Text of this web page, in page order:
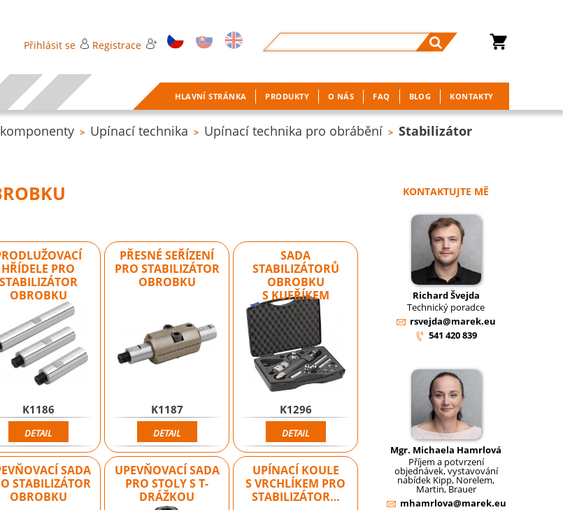
Přihlásit se Registrace
HLAVNÍ STRÁNKA PRODUKTY O NÁS FAQ BLOG KONTAKTY
> Upínací technika > Upínací technika pro obrábění > Stabilizátor
HŘÍDELE PRO
STABILIZÁTOR
OBROBKU
K1186
DETAIL
PŘESNÉ SEŘÍZENÍ
PRO STABILIZÁTOR
OBROBKU
K1187
DETAIL
SADA
STABILIZÁTORŮ
OBROBKU
S KUFŘÍKEM
K1296
DETAIL
SADA
STABILIZÁTOR
OBROBKU
UPEVŇOVACÍ SADA
PRO STOLY S T-
DRÁŽKOU
UPÍNACÍ KOULE
S VRCHLÍKEM PRO
STABILIZÁTOR…
KONTAKTUJTE MĚ
Richard Švejda
Technický poradce
rsvejda@marek.eu
541 420 839
Mgr. Michaela Hamrlová
Příjem a potvrzení
objednávek, vystavování
nabídek Kipp, Norelem,
Martin, Brauer
mhamrlova@marek.eu